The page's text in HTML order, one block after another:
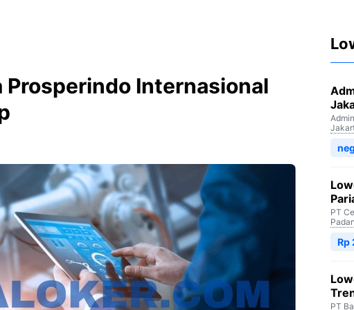
Prosperindo Internasional
PT
Rp
PT